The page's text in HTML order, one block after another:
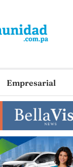
Empresarial